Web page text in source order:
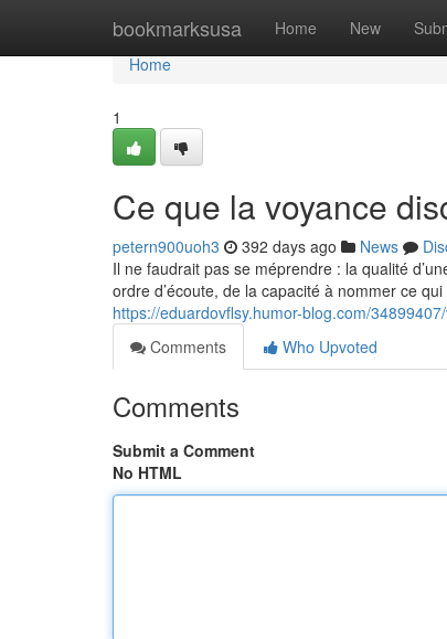
bookmarksusa Home New
Home
Home
1
Ce que la voyance
petern900uoh3 392 days ago News
Il ne faudrait pas se méprendre : la qualité
ordre d’écoute, de la capacité à nommer ce
https://eduardovflsy.humor-blog.com/
Comments
Who Upvoted
Comments
Submit a Comment
No HTML